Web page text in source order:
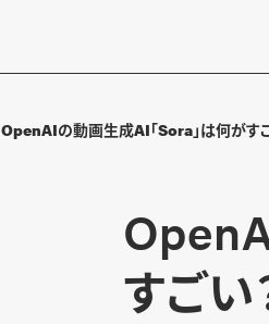
OpenAIの動画生成AI「Sora」は何がす
すご